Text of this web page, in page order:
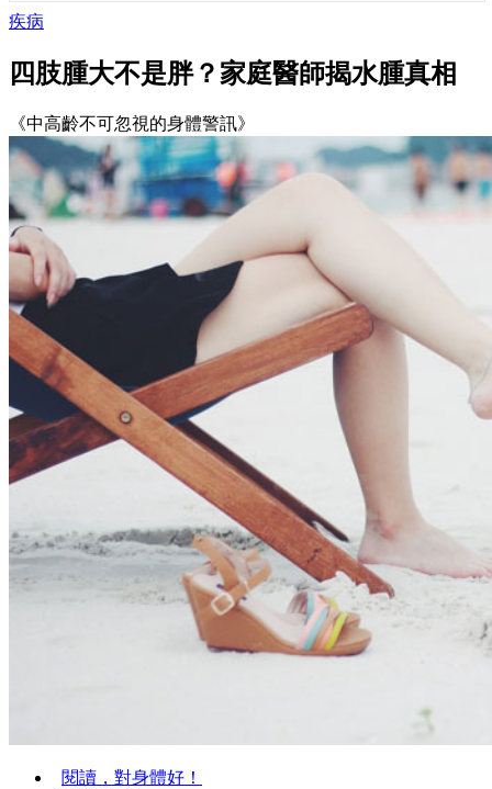
疾病
四肢腫大不是胖？家庭醫師揭水腫真相
《中高齡不可忽視的身體警訊》
閱讀，對身體好！